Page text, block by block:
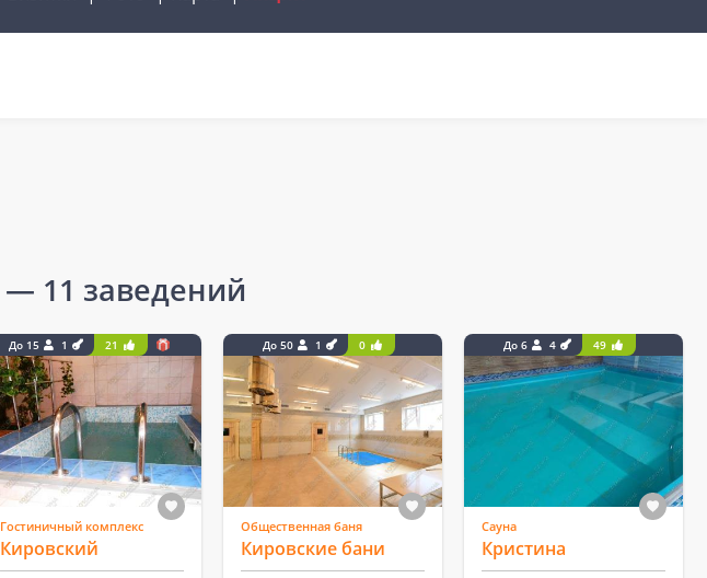
— 11 заведений
До 15 1 21
Гостиничный комплекс
Кировский
До 50 1 0
Общественная баня
Кировские бани
До 6 4 49
Сауна
Кристина